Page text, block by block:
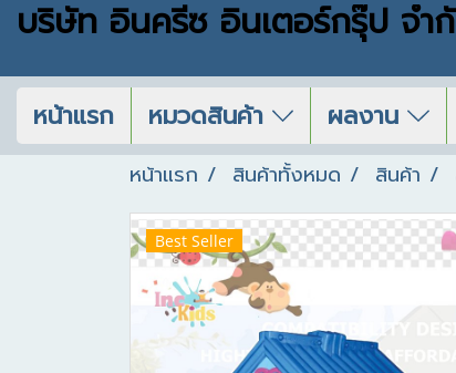
บริษัท อินครีซ อินเตอร์กรุ๊ป จำ
หน้าแรก หมวดสินค้า ผลงาน
หน้าแรก สินค้าทั้งหมด สินค้า
Best Seller